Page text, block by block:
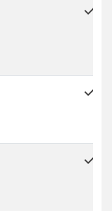
done
done
done